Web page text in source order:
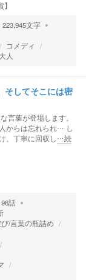
223,945文字
コメディ
大人
そしてそこには密
言葉が登場します。
からは忘れられ… し
、丁寧に回収し…続
96話
/言葉の瓶詰め